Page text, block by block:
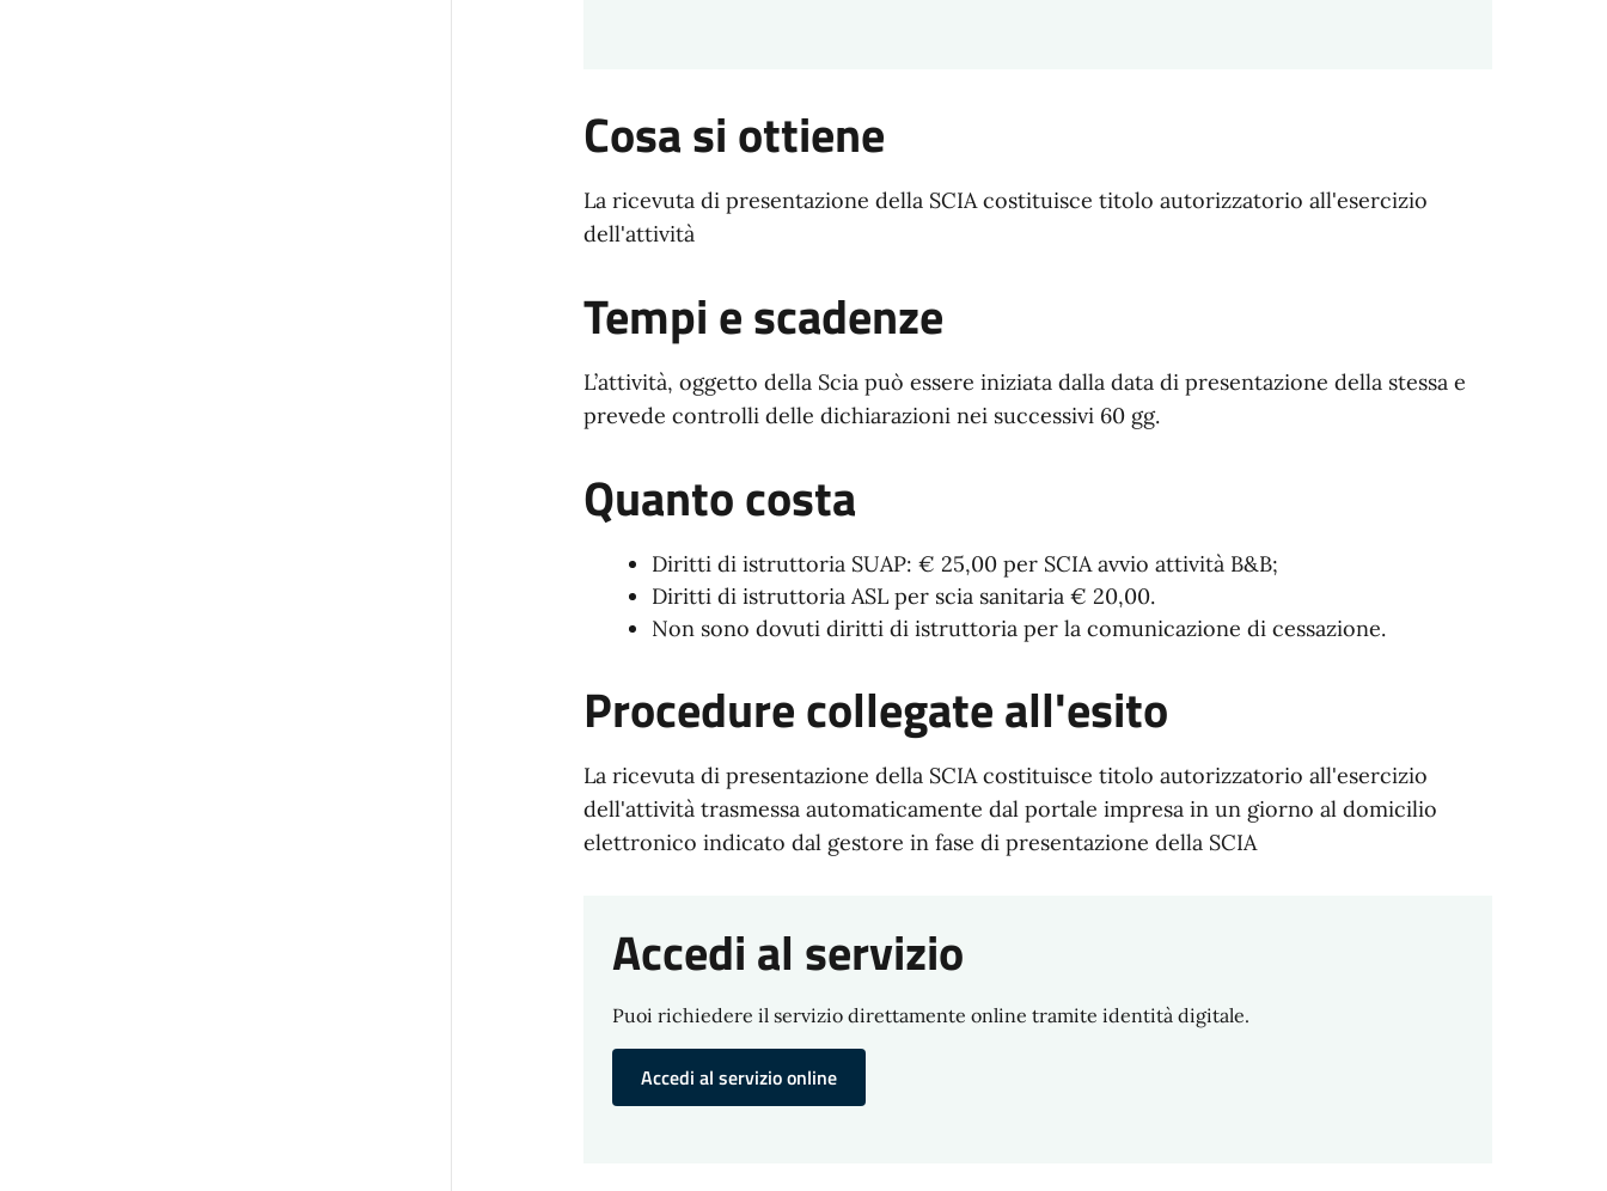
Cosa si ottiene
La ricevuta di presentazione della SCIA costituisce titolo autorizzatorio all'esercizio
dell'attività
Tempi e scadenze
L’attività, oggetto della Scia può essere iniziata dalla data di presentazione della stessa e
prevede controlli delle dichiarazioni nei successivi 60 gg.
Quanto costa
Diritti di istruttoria SUAP: € 25,00 per SCIA avvio attività B&B;
Diritti di istruttoria ASL per scia sanitaria € 20,00.
Non sono dovuti diritti di istruttoria per la comunicazione di cessazione.
Procedure collegate all'esito
La ricevuta di presentazione della SCIA costituisce titolo autorizzatorio all'esercizio
dell'attività trasmessa automaticamente dal portale impresa in un giorno al domicilio
elettronico indicato dal gestore in fase di presentazione della SCIA
Accedi al servizio
Puoi richiedere il servizio direttamente online tramite identità digitale.
Accedi al servizio online